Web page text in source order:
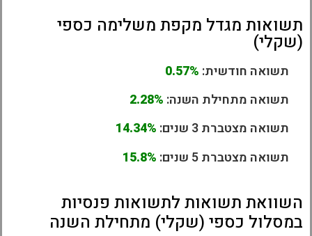
תשואות מגדל מקפת משלימה כספי
(שקלי)
תשואה חודשית: 0.57%
תשואה מתחילת השנה: 2.28%
תשואה מצטברת 3 שנים:
14.34%
תשואה מצטברת 5 שנים:
15.8%
השוואת תשואות לתשואות פנסיות
במסלול כספי (שקלי) מתחילת השנה